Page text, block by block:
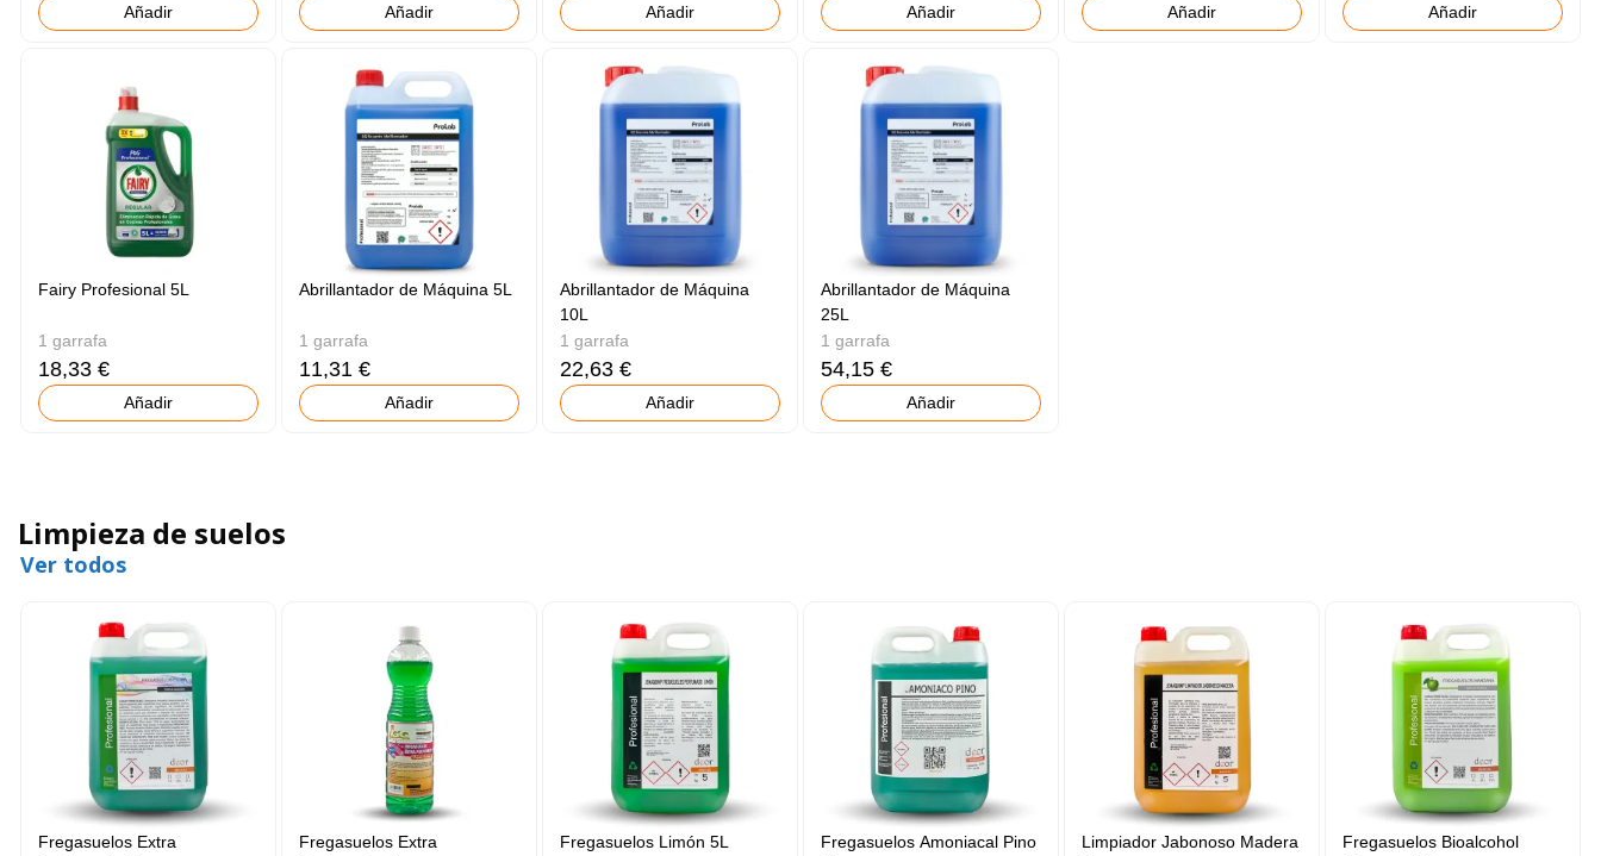
Añadir Añadir Añadir Añadir Añadir Añadir
Fairy Profesional 5L
1 garrafa
18,33 €
Añadir
Abrillantador de Máquina 5L
1 garrafa
11,31 €
Añadir
Abrillantador de Máquina
10L
1 garrafa
22,63 €
Añadir
Abrillantador de Máquina
25L
1 garrafa
54,15 €
Añadir
Limpieza de suelos
Ver todos
Fregasuelos Extra
Fregasuelos Extra
Fregasuelos Limón 5L
Fregasuelos Amoniacal Pino
Limpiador Jabonoso Madera
Fregasuelos Bioalcohol